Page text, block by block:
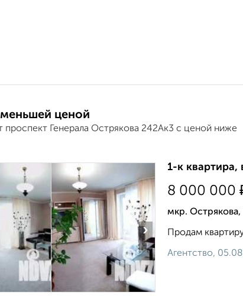
ценой
проспект Генерала Острякова 242Ак3 с ценой ниже
›
1-к квартира,
8 000 000
мкр. Острякова,
Продам
Агентство,